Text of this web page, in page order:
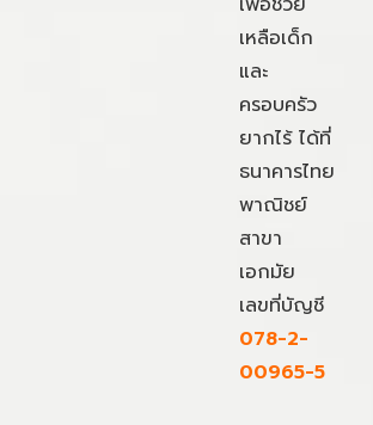
เหลือเด็ก
และ
ครอบครัว
ยากไร้ ได้ที่
ธนาคารไทย
พาณิชย์
สาขา
เอกมัย
เลขที่บัญชี
078-2-
00965-5